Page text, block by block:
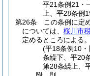
平21条例21・
上、平28条例
第26条
この条例に定
については、 桜川市
定めるところによる。
(平18条例10
条繰下、平20
第28条繰上、